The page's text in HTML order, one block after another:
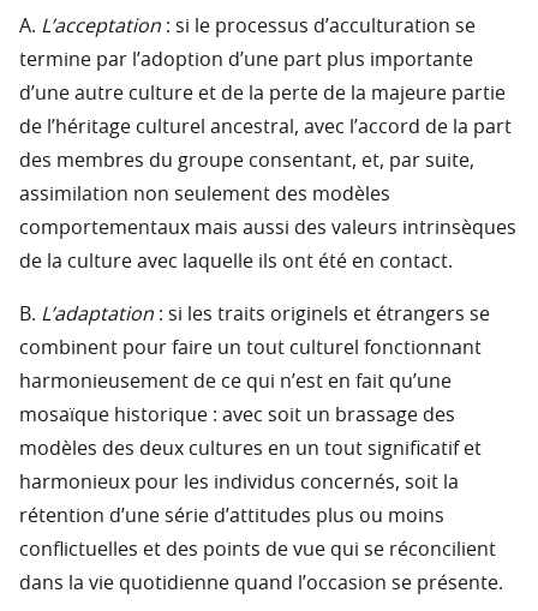
A. L’acceptation : si le processus d’acculturation se
termine par l’adoption d’une part plus importante
d’une autre culture et de la perte de la majeure partie
de l’héritage culturel ancestral, avec l’accord de la part
des membres du groupe consentant, et, par suite,
assimilation non seulement des modèles
comportementaux mais aussi des valeurs intrinsèques
de la culture avec laquelle ils ont été en contact.
B. L’adaptation : si les traits originels et étrangers se
combinent pour faire un tout culturel fonctionnant
harmonieusement de ce qui n’est en fait qu’une
mosaïque historique : avec soit un brassage des
modèles des deux cultures en un tout significatif et
harmonieux pour les individus concernés, soit la
rétention d’une série d’attitudes plus ou moins
conflictuelles et des points de vue qui se réconcilient
dans la vie quotidienne quand l’occasion se présente.